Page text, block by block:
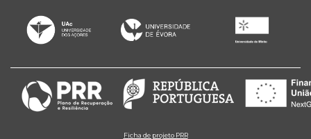
Ficha de projeto PRR